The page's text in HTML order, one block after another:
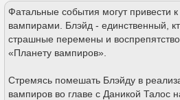
Фатальные события могут привести к
вампирами. Блэйд - единственный,
страшные перемены и
«Планету вампиров».
Стремясь помешать Блэйду в
вампиров во главе с Даникой Талос